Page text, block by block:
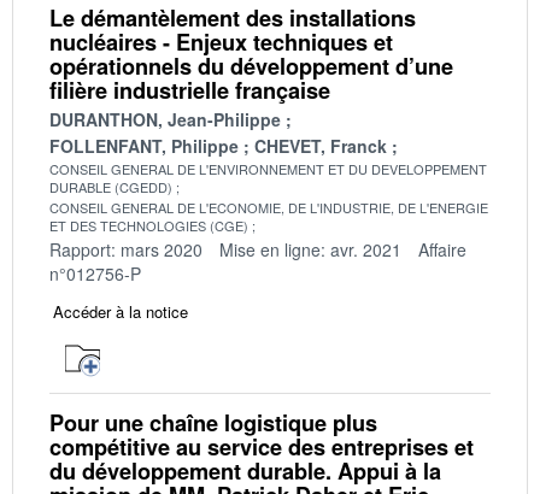
Le démantèlement des installations
nucléaires - Enjeux techniques et
opérationnels du développement d’une
filière industrielle française
DURANTHON, Jean-Philippe
FOLLENFANT, Philippe
CHEVET, Franck
CONSEIL GENERAL DE L'ENVIRONNEMENT ET DU DEVELOPPEMENT
DURABLE (CGEDD)
CONSEIL GENERAL DE L'ECONOMIE, DE L'INDUSTRIE, DE L'ENERGIE
ET DES TECHNOLOGIES (CGE)
Rapport: mars 2020 Mise en ligne: avr. 2021
Affaire
n°012756-P
Accéder à la notice
Pour une chaîne logistique plus
compétitive au service des entreprises et
du développement durable. Appui à la